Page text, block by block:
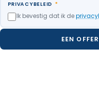
PRIVACYBELEID *
Ik bevestig dat ik de
EEN